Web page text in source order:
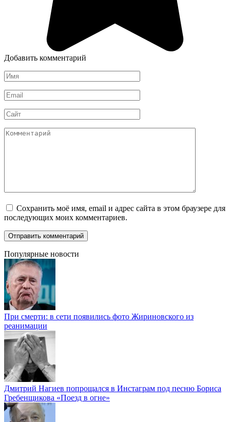
Добавить комментарий
Имя
*
Email
*
Сайт
Комментарий
Сохранить моё имя, email и адрес сайта в этом браузере для
последующих моих комментариев.
Популярные новости
При смерти: в сети появились фото Жириновского из
реанимации
Дмитрий Нагиев попрощался в Инстаграм под песню Бориса
Гребенщикова «Поезд в огне»